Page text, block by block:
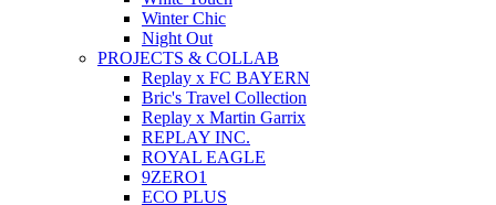
Winter Chic
Night Out
PROJECTS & COLLAB
Replay x FC BAYERN
Bric's Travel Collection
Replay x Martin Garrix
REPLAY INC.
ROYAL EAGLE
9ZERO1
ECO PLUS